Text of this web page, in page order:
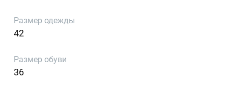
Размер одежды
42
Размер обуви
36